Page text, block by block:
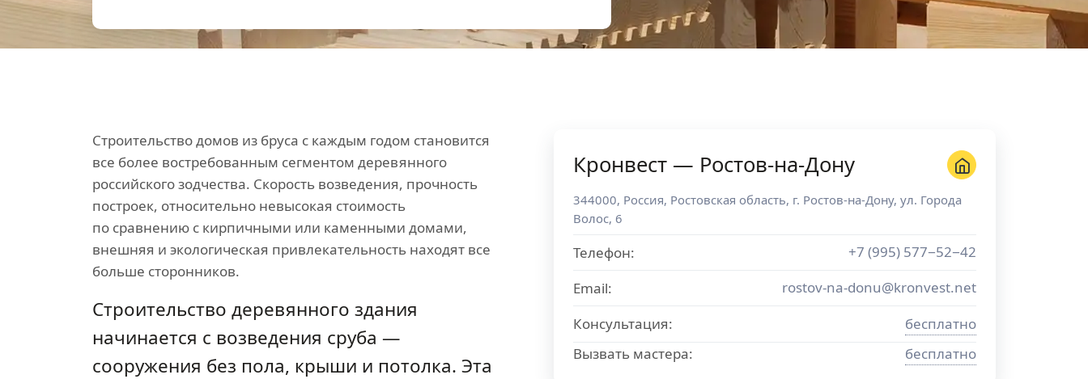
Строительство домов из бруса с каждым годом становится
все более востребованным сегментом деревянного
российского зодчества. Скорость возведения, прочность
построек, относительно невысокая стоимость
по сравнению с кирпичными или каменными домами,
внешняя и экологическая привлекательность находят все
больше сторонников.
Строительство деревянного здания
начинается с возведения сруба —
сооружения без пола, крыши и потолка. Эта
Кронвест — Ростов-на-Дону
344000, Россия, Ростовская область, г. Ростов-на-Дону, ул. Города
Волос, 6
Телефон:
+7 (995) 577−52−42
Email:
rostov-na-donu@kronvest.net
Консультация:
бесплатно
Вызвать мастера:
бесплатно